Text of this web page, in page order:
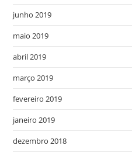
junho 2019
maio 2019
abril 2019
março 2019
fevereiro 2019
janeiro 2019
dezembro 2018